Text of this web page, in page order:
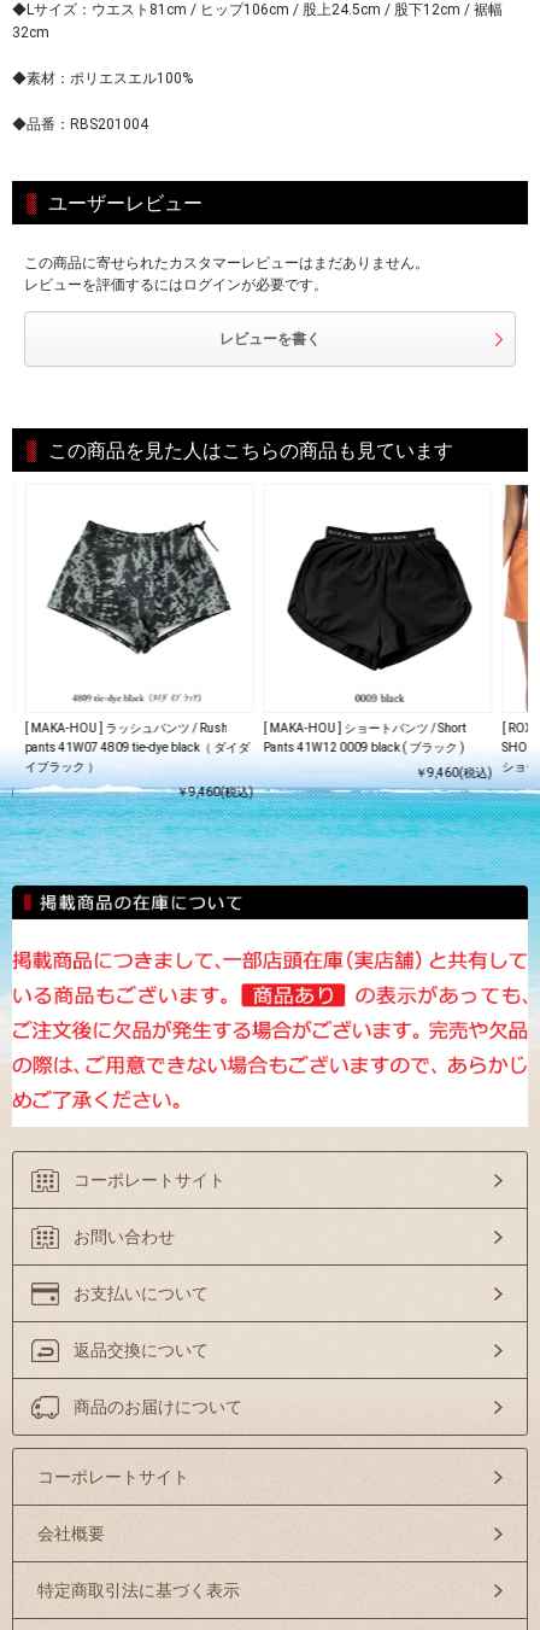
◆Lサイズ：ウエスト81cm / ヒップ106cm / 股上24.5cm / 股下12cm / 裾幅
32cm
◆素材：ポリエスエル100%
◆品番：RBS201004
ユーザーレビュー
この商品に寄せられたカスタマーレビューはまだありません。
レビューを評価するにはログインが必要です。
レビューを書く
この商品を見た人はこちらの商品も見ています
)
[ MAKA-HOU ] ラッシュパンツ / Rush
pants 41W07 4809 tie-dye black（ ダイダ
イブラック ）
￥9,460(税込)
[ MAKA-HOU ] ショートパンツ / Short
Pants 41W12 0009 black ( ブラック )
￥9,460(税込)
[
ショ
コーポレートサイト
お問い合わせ
お支払いについて
返品交換について
商品のお届けについて
コーポレートサイト
会社概要
特定商取引法に基づく表示